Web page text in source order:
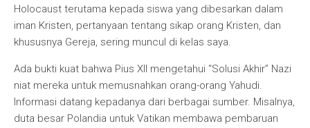
Holocaust terutama kepada siswa yang dibesarkan dalam
iman Kristen, pertanyaan tentang sikap orang Kristen, dan
khususnya Gereja, sering muncul di kelas saya.
Ada bukti kuat bahwa Pius XII mengetahui “Solusi Akhir” Nazi
niat mereka untuk memusnahkan orang-orang Yahudi.
Informasi datang kepadanya dari berbagai sumber. Misalnya,
duta besar Polandia untuk Vatikan membawa pembaruan